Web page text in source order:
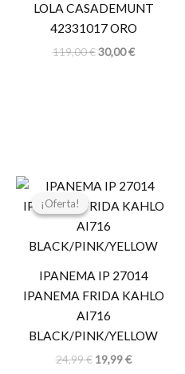
LOLA CASADEMUNT
42331017 ORO
119,00€
119,00 €.
30,00€
30,00 €.
¡Oferta!
¡Oferta!
IPANEMA IP 27014
IPANEMA FRIDA KAHLO
AI716
BLACK/PINK/YELLOW
24,99€
El
original
era:
24,99 €.
19,99€
El
actual
19,99 €.